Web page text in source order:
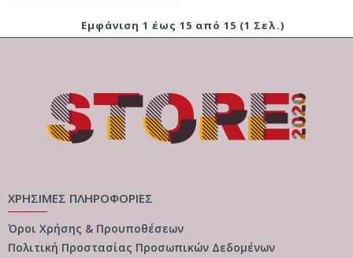
Εμφάνιση 1 έως 15 από 15 (1 Σελ.)
ΧΡΗΣΙΜΕΣ ΠΛΗΡΟΦΟΡΙΕΣ
Όροι Χρήσης & Προυποθέσεων
Πολιτική Προστασίας Προσωπικών Δεδομένων